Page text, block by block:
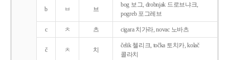
b ㅂ 브
bog 보그, drobnjak 드로브냐크,
pogreb 포그레브
c ㅊ 츠 cigara 치가라, novac 노바츠
č ㅊ 치
čelik 첼리크, točka 토치카, kolač
콜라치